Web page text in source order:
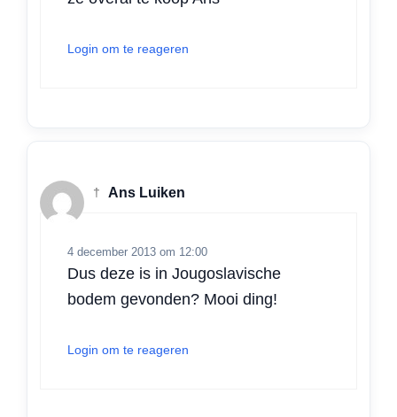
Login om te reageren
† Ans Luiken
4 december 2013 om 12:00
Dus deze is in Jougoslavische
bodem gevonden? Mooi ding!
Login om te reageren